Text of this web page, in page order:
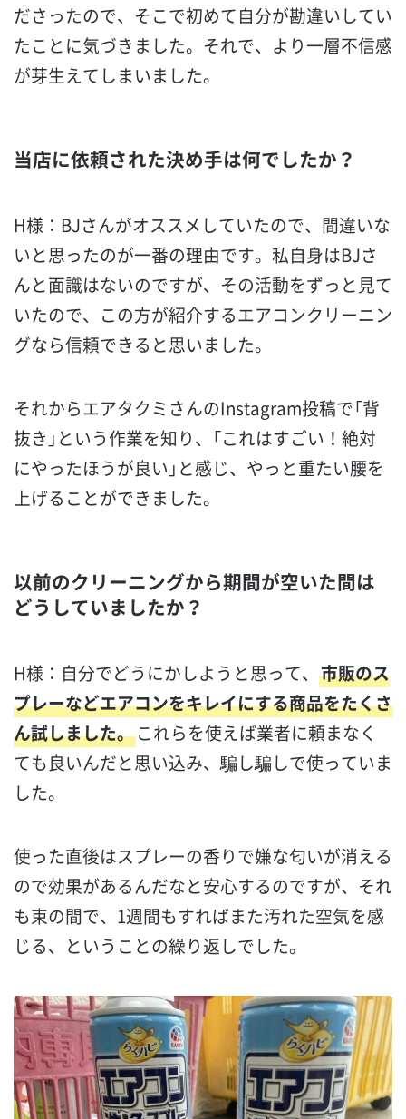
ださったので、そこで初めて自分が勘違いしてい
たことに気づきました。それで、より一層不信感
が芽生えてしまいました。
当店に依頼された決め手は何でしたか？
H様：BJさんがオススメしていたので、間違いな
いと思ったのが一番の理由です。私自身はBJさ
んと面識はないのですが、その活動をずっと見て
いたので、この方が紹介するエアコンクリーニン
グなら信頼できると思いました。
それからエアタクミさんのInstagram投稿で「背
抜き」という作業を知り、「これはすごい！絶対
にやったほうが良い」と感じ、やっと重たい腰を
上げることができました。
以前のクリーニングから期間が空いた間は
どうしていましたか？
H様：自分でどうにかしようと思って、 市販のス
プレーなどエアコンをキレイにする商品をたくさ
ん試しました。これらを使えば業者に頼まなく
ても良いんだと思い込み、騙し騙しで使っていま
した。
使った直後はスプレーの香りで嫌な匂いが消える
ので効果があるんだなと安心するのですが、それ
も束の間で、1週間もすればまた汚れた空気を感
じる、ということの繰り返しでした。